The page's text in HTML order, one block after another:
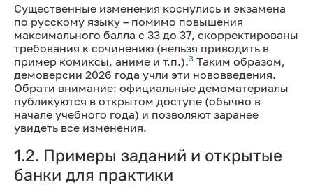
Существенные изменения коснулись и экзамена
по русскому языку – помимо повышения
максимального балла с 33 до 37, скорректированы
требования к сочинению (нельзя приводить в
пример комиксы, аниме и т.п.).3 Таким образом,
демоверсии 2026 года учли эти нововведения.
Обрати внимание: официальные демоматериалы
публикуются в открытом доступе (обычно в
начале учебного года) и позволяют заранее
увидеть все изменения.
1.2. Примеры заданий и открытые
банки для практики